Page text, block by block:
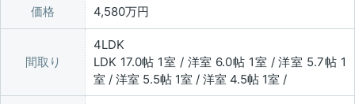
価格 4,580万円
間取り
4LDK
LDK 17.0帖 1室 / 洋室 6.0帖 1室 / 洋室 5.7帖 1
室 / 洋室 5.5帖 1室 / 洋室 4.5帖 1室 /